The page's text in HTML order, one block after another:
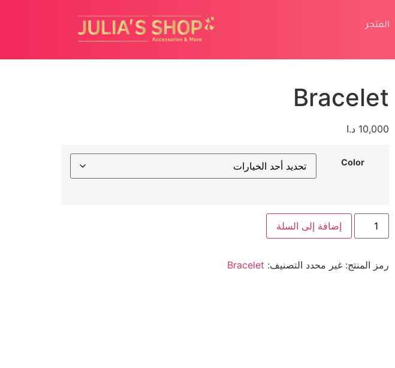
المتجر
Bracelet
10,000 د.ا
Color
إضافة إلى السلة
رمز المنتج: غير محدد التصنيف: Bracelet